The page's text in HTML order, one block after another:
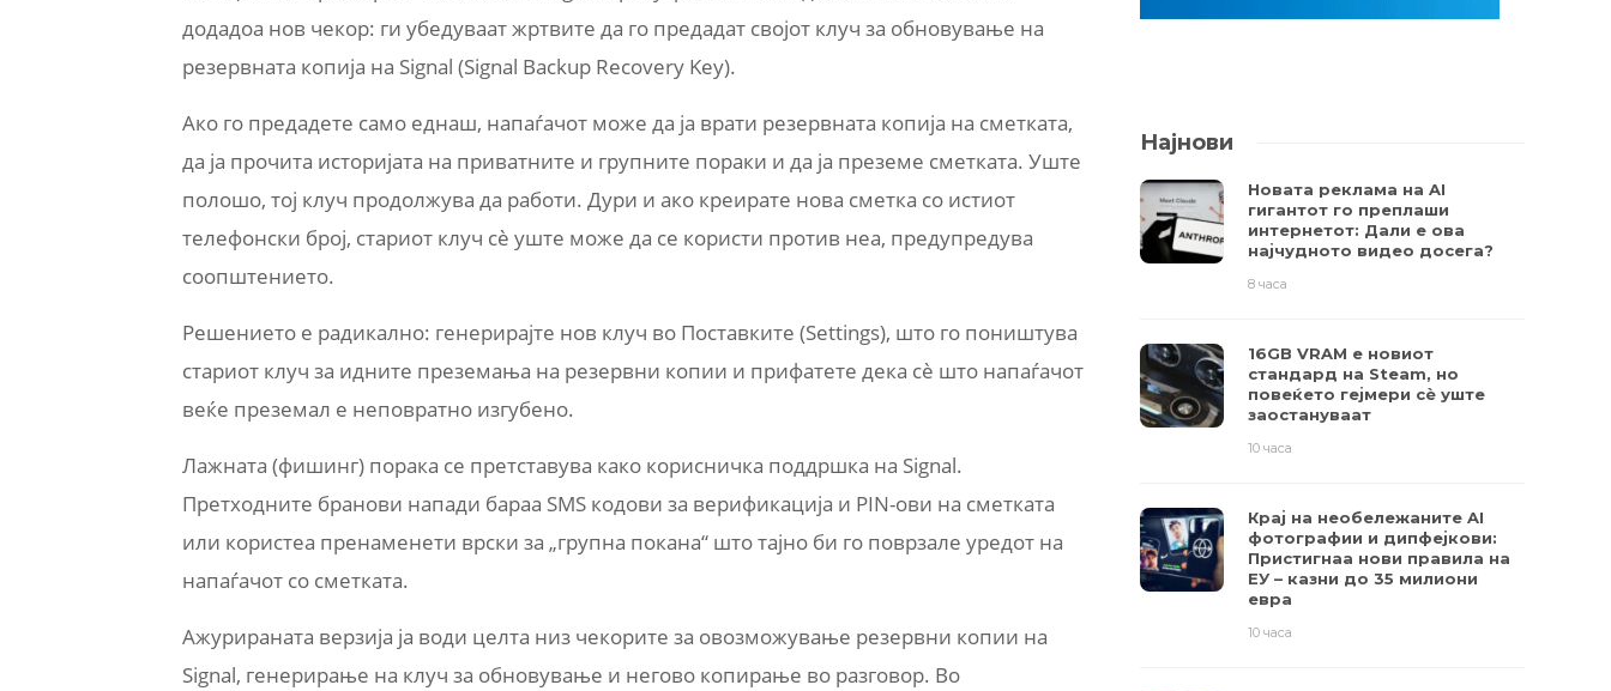
додадоа нов чекор: ги убедуваат жртвите да го предадат својот клуч за обновување на
резервната копија на Signal (Signal Backup Recovery Key).
Ако го предадете само еднаш, напаѓачот може да ја врати резервната копија на сметката,
да ја прочита историјата на приватните и групните пораки и да ја преземе сметката. Уште
полошо, тој клуч продолжува да работи. Дури и ако креирате нова сметка со истиот
телефонски број, стариот клуч сè уште може да се користи против неа, предупредува
соопштението.
Решението е радикално: генерирајте нов клуч во Поставките (Settings), што го поништува
стариот клуч за идните преземања на резервни копии и прифатете дека сè што напаѓачот
веќе преземал е неповратно изгубено.
Лажната (фишинг) порака се претставува како корисничка поддршка на Signal.
Претходните бранови напади бараа SMS кодови за верификација и PIN-ови на сметката
или користеа пренаменети врски за „групна покана“ што тајно би го поврзале уредот на
напаѓачот со сметката.
Ажурираната верзија ја води целта низ чекорите за овозможување резервни копии на
Signal, генерирање на клуч за обновување и негово копирање во разговор. Во
Најнови
Новата реклама на AI
гигантот го преплаши
интернетот: Дали е ова
најчудното видео досега?
8 часа
16GB VRAM е новиот
стандард на Steam, но
повеќето гејмери ​​сè уште
заостануваат
10 часа
Крај на необележаните AI
фотографии и дипфејкови:
Пристигнаа нови правила на
ЕУ – казни до 35 милиони
евра
10 часа